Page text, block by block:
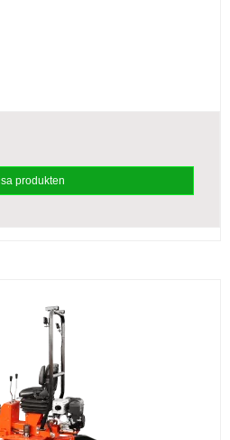
produkten